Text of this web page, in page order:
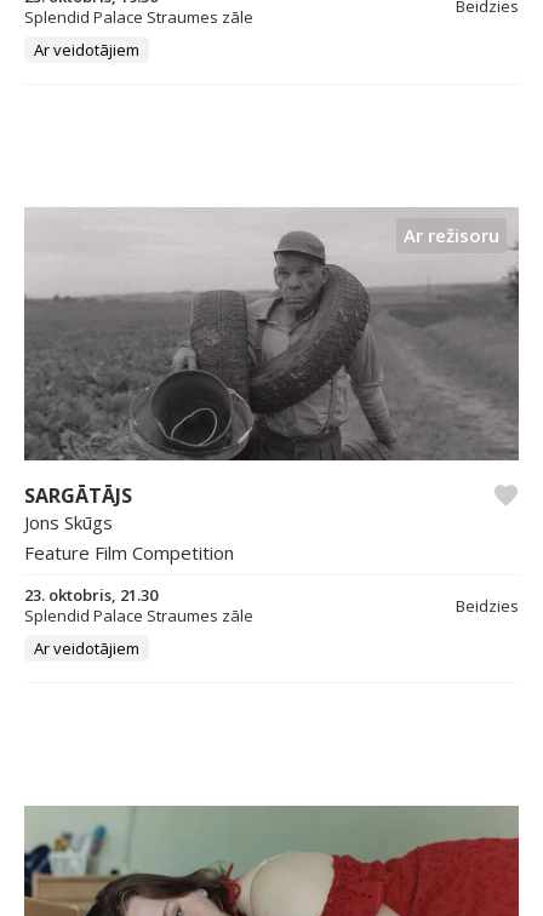
Splendid Palace Straumes zāle
Beidzies
Ar veidotājiem
Ar režisoru
SARGĀTĀJS
Jons Skūgs
Feature Film Competition
23. oktobris, 21.30
Splendid Palace Straumes zāle
Beidzies
Ar veidotājiem